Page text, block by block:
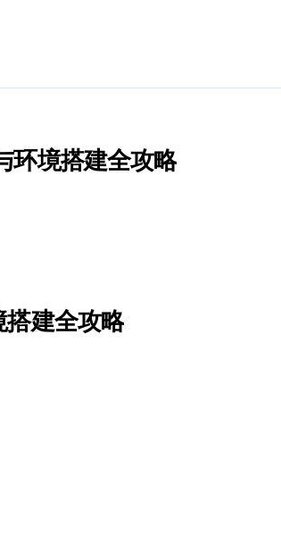
析策略
环境搭建全攻略
建全攻略